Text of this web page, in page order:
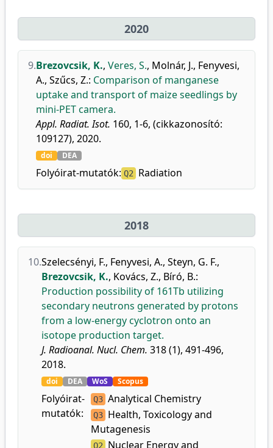
2020
9.Brezovcsik, K., Veres, S., Molnár, J., Fenyvesi,
A., Szűcs, Z.: Comparison of manganese
uptake and transport of maize seedlings by
mini-PET camera.
Appl. Radiat. Isot. 160, 1-6, (cikkazonosító:
109127), 2020.
doi DEA
Folyóirat-mutatók: Q2 Radiation
2018
10.Szelecsényi, F., Fenyvesi, A., Steyn, G. F.,
Brezovcsik, K., Kovács, Z., Bíró, B.:
Production possibility of 161Tb utilizing
secondary neutrons generated by protons
from a low-energy cyclotron onto an
isotope production target.
J. Radioanal. Nucl. Chem. 318 (1), 491-496,
2018.
doi DEA WoS Scopus
Folyóirat-
mutatók:
Q3 Analytical Chemistry
Q3 Health, Toxicology and
Mutagenesis
Q2 Nuclear Energy and